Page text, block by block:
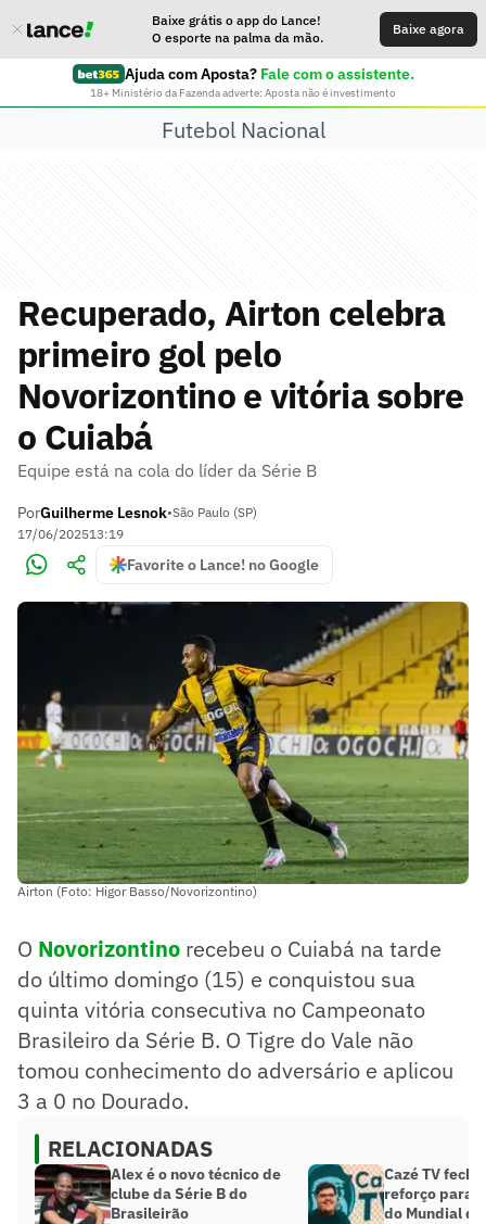
Baixe grátis o app do Lance!
O esporte na palma da mão.
Baixe agora
Ajuda com Aposta? Fale com o assistente.
18+ Ministério da Fazenda adverte: Aposta não é investimento
Futebol Nacional
Recuperado, Airton celebra
primeiro gol pelo
Novorizontino e vitória sobre
o Cuiabá
Equipe está na cola do líder da Série B
PorGuilherme Lesnok•São Paulo (SP)
17/06/202513:19
Favorite o Lance! no Google
Airton (Foto: Higor Basso/Novorizontino)
O Novorizontino recebeu o Cuiabá na tarde
do último domingo (15) e conquistou sua
quinta vitória consecutiva no Campeonato
Brasileiro da Série B. O Tigre do Vale não
tomou conhecimento do adversário e aplicou
3 a 0 no Dourado.
RELACIONADAS
Alex é o novo técnico de
clube da Série B do
Brasileirão
Cazé TV
reforço para
do Mundial